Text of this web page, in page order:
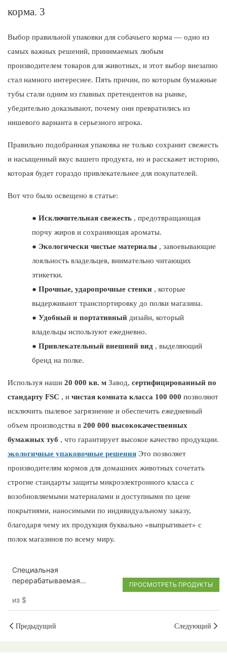
Выбор правильной упаковки для собачьего корма — одно из
самых важных решений, принимаемых любым
производителем товаров для животных, и этот выбор внезапно
стал намного интереснее. Пять причин, по которым бумажные
тубы стали одним из главных претендентов на рынке,
убедительно доказывают, почему они превратились из
нишевого варианта в серьезного игрока.
Правильно подобранная упаковка не только сохранит свежесть
и насыщенный вкус вашего продукта, но и расскажет историю,
которая будет гораздо привлекательнее для покупателей.
Вот что было освещено в статье:
● Исключительная свежесть , предотвращающая
порчу жиров и сохраняющая ароматы.
● Экологически чистые материалы , завоевывающие
лояльность владельцев, внимательно читающих
этикетки.
● Прочные, ударопрочные стенки , которые
выдерживают транспортировку до полки магазина.
● Удобный и портативный дизайн, который
владельцы используют ежедневно.
● Привлекательный внешний вид , выделяющий
бренд на полке.
Используя наши 20 000 кв. м Завод, сертифицированный по
стандарту FSC , и чистая комната класса 100 000 позволяют
исключить пылевое загрязнение и обеспечить ежедневный
объем производства в 200 000 высококачественных
бумажных туб , что гарантирует высокое качество продукции.
экологичные упаковочные решения Это позволяет
производителям кормов для домашних животных сочетать
строгие стандарты защиты микроэлектронного класса с
возобновляемыми материалами и доступными по цене
покрытиями, наносимыми по индивидуальному заказу,
благодаря чему их продукция буквально «выпрыгивает» с
полок магазинов по всему миру.
Специальная
перерабатываемая
корма для домашних
животных
из $
ПРОСМОТРЕТЬ ПРОДУКТЫ
Предыдущий Следующий